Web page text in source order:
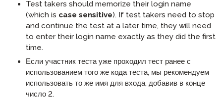
Test takers should memorize their login name
(which is case sensitive). If test takers need to stop
and continue the test at a later time, they will need
to enter their login name exactly as they did the first
time.
Если участник теста уже проходил тест ранее с
использованием того же кода теста, мы рекомендуем
использовать то же имя для входа, добавив в конце
число 2.